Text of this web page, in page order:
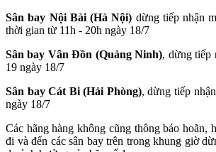
Sân bay Nội Bài (Hà Nội) dừng tiếp nhận
thời gian từ 11h - 20h ngày 18/7
Sân bay Vân Đồn (Quảng Ninh), dừng tiếp
19 ngày 18/7
Sân bay Cát Bi (Hải Phòng), dừng tiếp
ngày 18/7
Các hãng hàng không cũng thông báo hoãn,
đi và đến các sân bay trên trong khung giờ